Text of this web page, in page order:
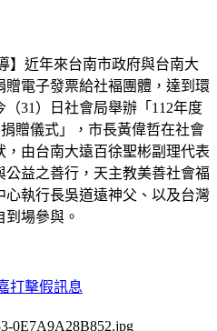
】近年來台南市政府與台南大
電子發票給社褔團體，達到環
31）日社會局舉辦「112年度
贈儀式」，市長黃偉哲在社會
由台南大遠百徐聖彬副理代表
益之善行，天主教美善社會福
執行長吳道遠神父、以及台灣
場參與。
打擊假訊息